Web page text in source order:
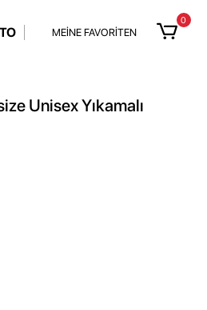
MEİNE FAVORİTEN
0
Unisex Yıkamalı